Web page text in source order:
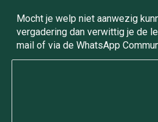
Mocht jewelp niet aanwezig
vergadering dan verwittig je de
mail of via de WhatsApp